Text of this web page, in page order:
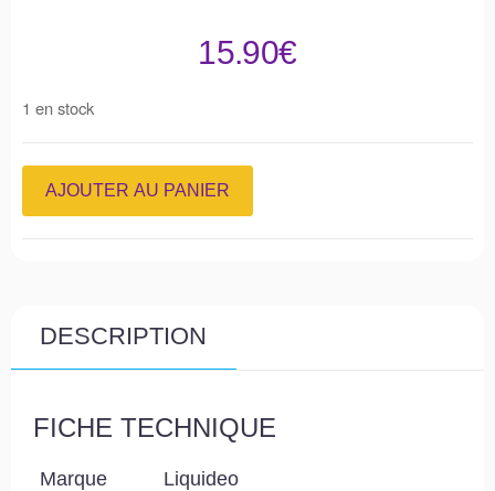
15.90€
1 en stock
AJOUTER AU PANIER
DESCRIPTION
FICHE TECHNIQUE
Marque Liquideo